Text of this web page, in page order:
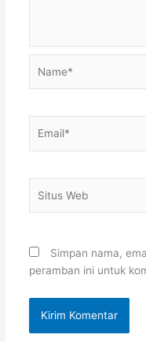
Web
Simpan nama,
peramban ini untuk